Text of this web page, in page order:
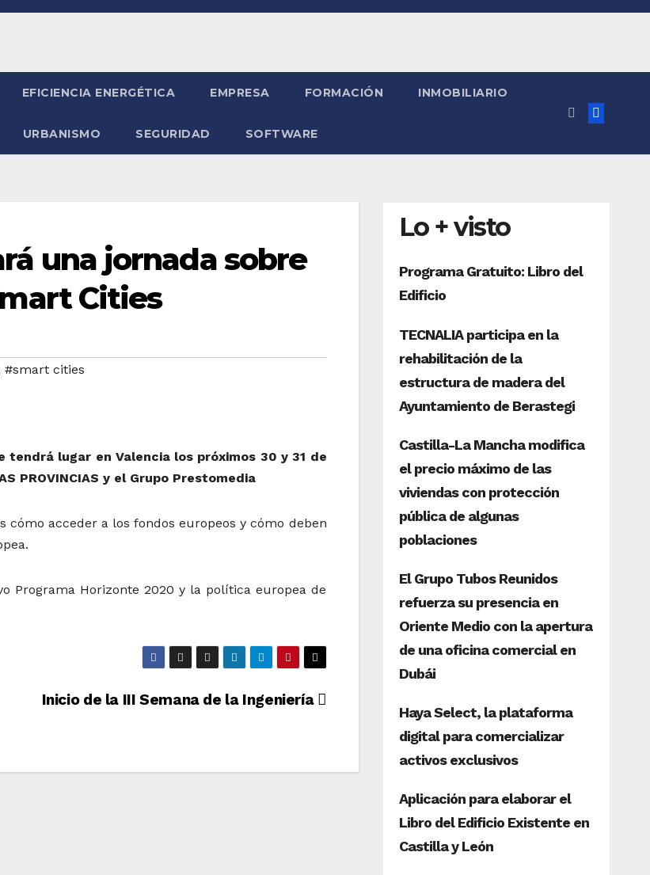
EFICIENCIA ENERGÉTICA EMPRESA FORMACIÓN INMOBILIARIO
URBANISMO SEGURIDAD SOFTWARE
una jornada sobre
Cities
#smart cities
tendrá lugar en Valencia los próximos 30 y 31 de
PROVINCIAS y el Grupo Prestomedia
acceder a los fondos europeos y cómo deben
Programa Horizonte 2020 y la política europea de
Inicio de la III Semana de la Ingeniería
Lo + visto